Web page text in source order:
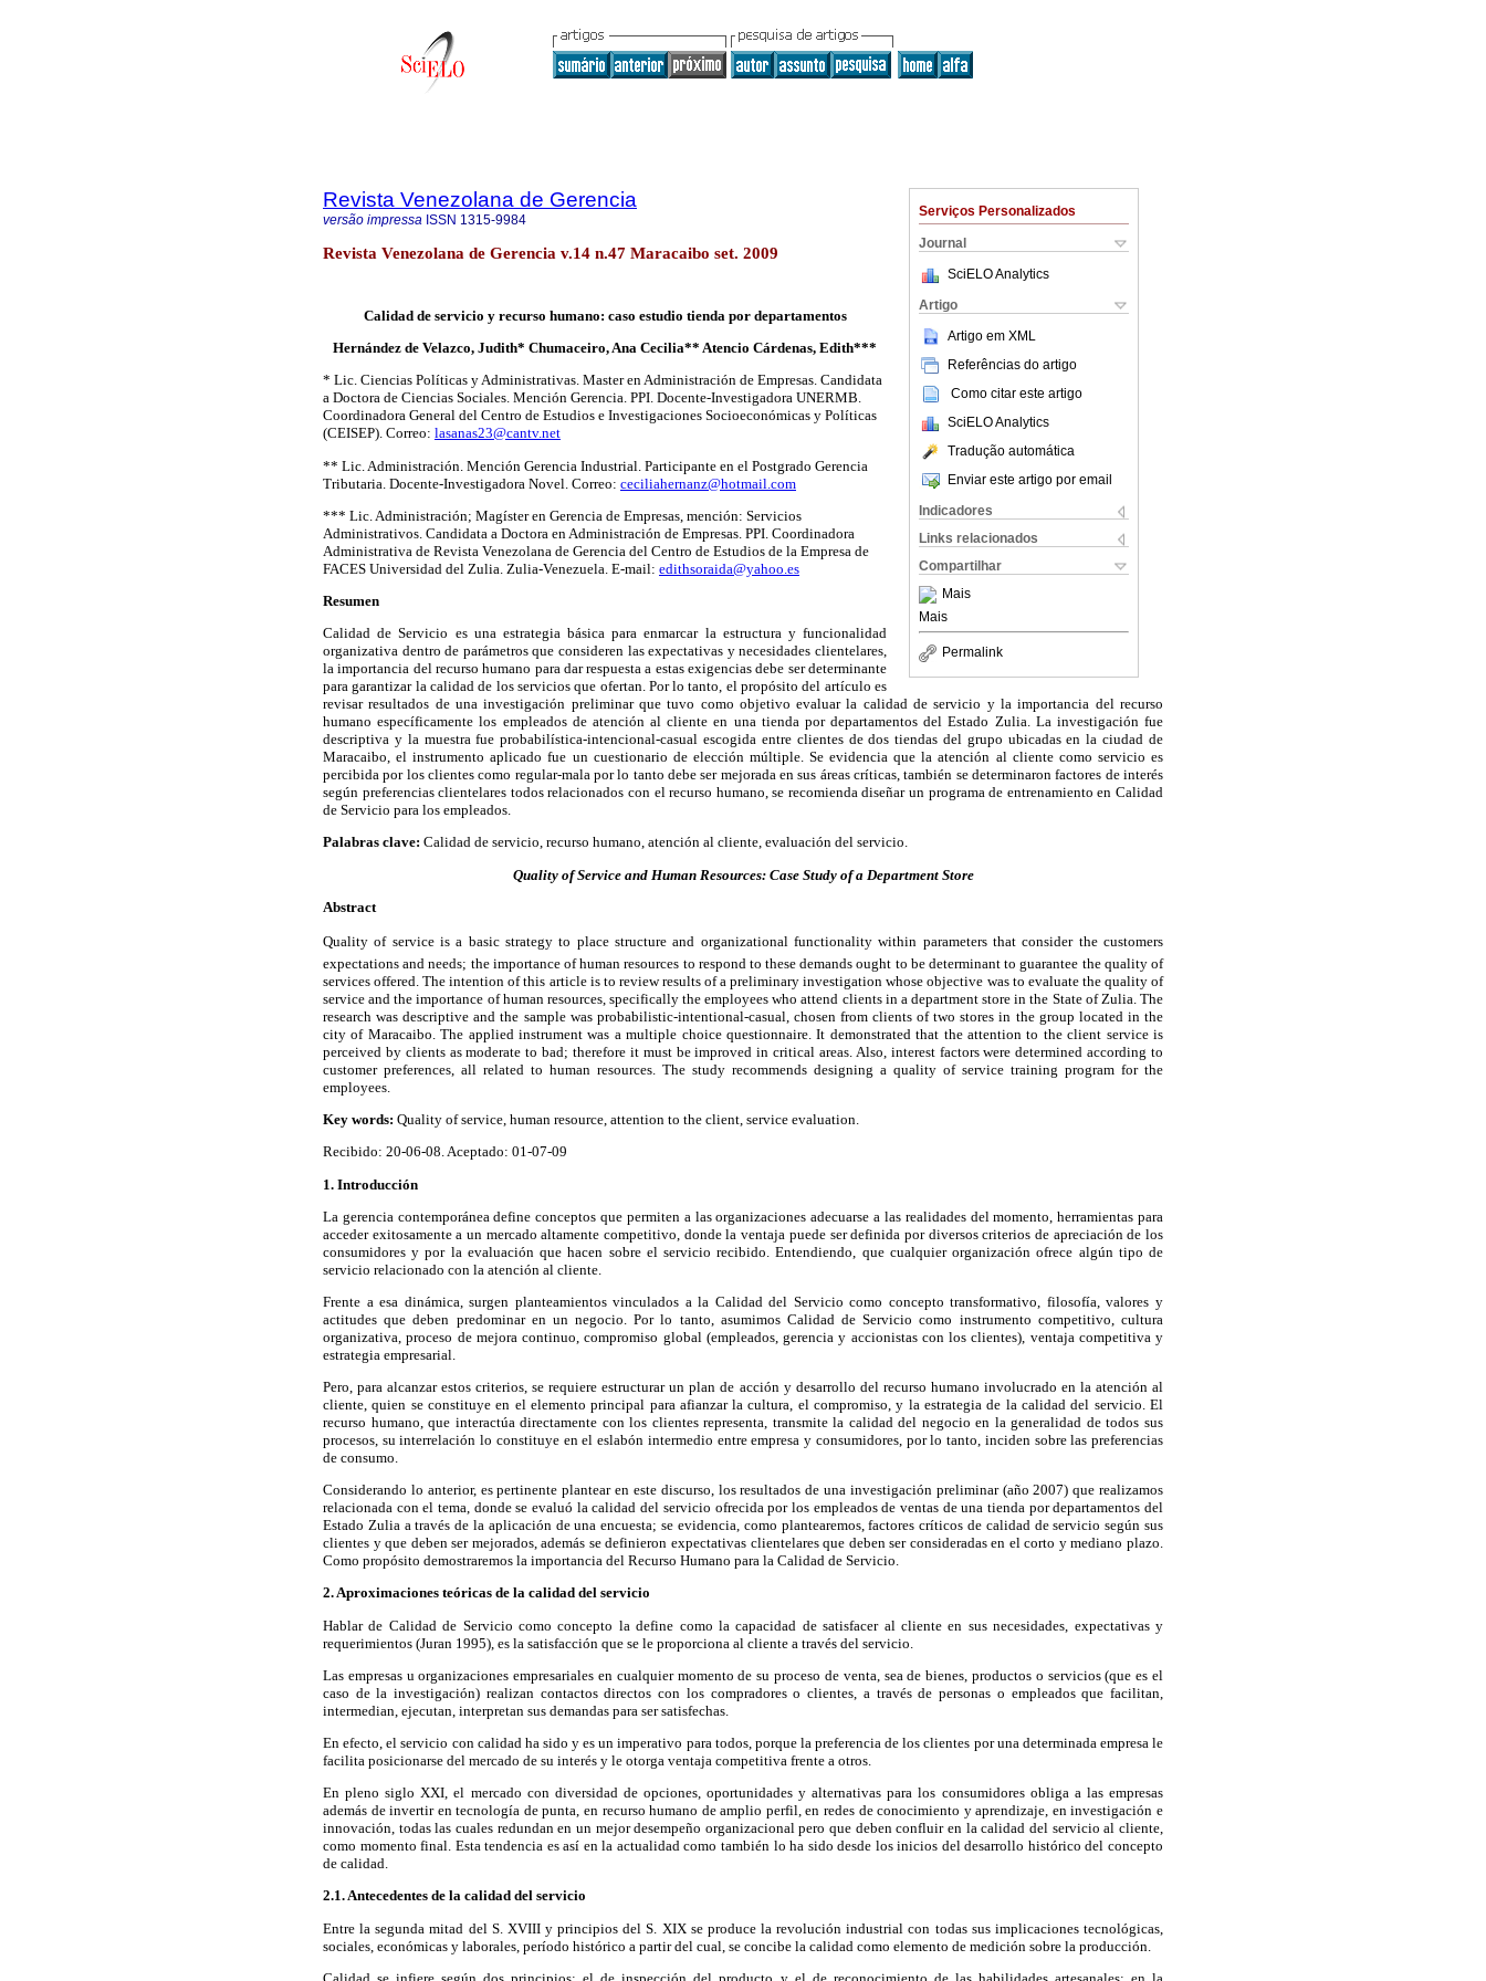
Serviços Personalizados
Journal
SciELO Analytics
Artigo
Artigo em XML
Referências do artigo
Como citar este artigo
SciELO Analytics
Tradução automática
Enviar este artigo por email
Indicadores
Links relacionados
Compartilhar
Mais
Mais
Permalink
Revista Venezolana de Gerencia
versão impressa ISSN 1315-9984
Revista Venezolana de Gerencia v.14 n.47 Maracaibo set. 2009
Calidad de servicio y recurso humano: caso estudio tienda por departamentos
Hernández de Velazco, Judith* Chumaceiro, Ana Cecilia** Atencio Cárdenas, Edith***
* Lic. Ciencias Políticas y Administrativas. Master en Administración de Empresas. Candidata
a Doctora de Ciencias Sociales. Mención Gerencia. PPI. Docente-Investigadora UNERMB.
Coordinadora General del Centro de Estudios e Investigaciones Socioeconómicas y Políticas
(CEISEP). Correo: lasanas23@cantv.net
** Lic. Administración. Mención Gerencia Industrial. Participante en el Postgrado Gerencia
Tributaria. Docente-Investigadora Novel. Correo: ceciliahernanz@hotmail.com
*** Lic. Administración; Magíster en Gerencia de Empresas, mención: Servicios
Administrativos. Candidata a Doctora en Administración de Empresas. PPI. Coordinadora
Administrativa de Revista Venezolana de Gerencia del Centro de Estudios de la Empresa de
FACES Universidad del Zulia. Zulia-Venezuela. E-mail: edithsoraida@yahoo.es
Resumen
Calidad de Servicio es una estrategia básica para enmarcar la estructura y funcionalidad
organizativa dentro de parámetros que consideren las expectativas y necesidades clientelares,
la importancia del recurso humano para dar respuesta a estas exigencias debe ser determinante
para garantizar la calidad de los servicios que ofertan. Por lo tanto, el propósito del artículo es
revisar resultados de una investigación preliminar que tuvo como objetivo evaluar la calidad de servicio y la importancia del recurso
humano específicamente los empleados de atención al cliente en una tienda por departamentos del Estado Zulia. La investigación fue
descriptiva y la muestra fue probabilística-intencional-casual escogida entre clientes de dos tiendas del grupo ubicadas en la ciudad de
Maracaibo, el instrumento aplicado fue un cuestionario de elección múltiple. Se evidencia que la atención al cliente como servicio es
percibida por los clientes como regular-mala por lo tanto debe ser mejorada en sus áreas críticas, también se determinaron factores de interés
según preferencias clientelares todos relacionados con el recurso humano, se recomienda diseñar un programa de entrenamiento en Calidad
de Servicio para los empleados.
Palabras clave: Calidad de servicio, recurso humano, atención al cliente, evaluación del servicio.
Quality of Service and Human Resources: Case Study of a Department Store
Abstract
Quality of service is a basic strategy to place structure and organizational functionality within parameters that consider the customers
expectations and needs; the importance of human resources to respond to these demands ought to be determinant to guarantee the quality of
services offered. The intention of this article is to review results of a preliminary investigation whose objective was to evaluate the quality of
service and the importance of human resources, specifically the employees who attend clients in a department store in the State of Zulia. The
research was descriptive and the sample was probabilistic-intentional-casual, chosen from clients of two stores in the group located in the
city of Maracaibo. The applied instrument was a multiple choice questionnaire. It demonstrated that the attention to the client service is
perceived by clients as moderate to bad; therefore it must be improved in critical areas. Also, interest factors were determined according to
customer preferences, all related to human resources. The study recommends designing a quality of service training program for the
employees.
Key words: Quality of service, human resource, attention to the client, service evaluation.
Recibido: 20-06-08. Aceptado: 01-07-09
1. Introducción
La gerencia contemporánea define conceptos que permiten a las organizaciones adecuarse a las realidades del momento, herramientas para
acceder exitosamente a un mercado altamente competitivo, donde la ventaja puede ser definida por diversos criterios de apreciación de los
consumidores y por la evaluación que hacen sobre el servicio recibido. Entendiendo, que cualquier organización ofrece algún tipo de
servicio relacionado con la atención al cliente.
Frente a esa dinámica, surgen planteamientos vinculados a la Calidad del Servicio como concepto transformativo, filosofía, valores y
actitudes que deben predominar en un negocio. Por lo tanto, asumimos Calidad de Servicio como instrumento competitivo, cultura
organizativa, proceso de mejora continuo, compromiso global (empleados, gerencia y accionistas con los clientes), ventaja competitiva y
estrategia empresarial.
Pero, para alcanzar estos criterios, se requiere estructurar un plan de acción y desarrollo del recurso humano involucrado en la atención al
cliente, quien se constituye en el elemento principal para afianzar la cultura, el compromiso, y la estrategia de la calidad del servicio. El
recurso humano, que interactúa directamente con los clientes representa, transmite la calidad del negocio en la generalidad de todos sus
procesos, su interrelación lo constituye en el eslabón intermedio entre empresa y consumidores, por lo tanto, inciden sobre las preferencias
de consumo.
Considerando lo anterior, es pertinente plantear en este discurso, los resultados de una investigación preliminar (año 2007) que realizamos
relacionada con el tema, donde se evaluó la calidad del servicio ofrecida por los empleados de ventas de una tienda por departamentos del
Estado Zulia a través de la aplicación de una encuesta; se evidencia, como plantearemos, factores críticos de calidad de servicio según sus
clientes y que deben ser mejorados, además se definieron expectativas clientelares que deben ser consideradas en el corto y mediano plazo.
Como propósito demostraremos la importancia del Recurso Humano para la Calidad de Servicio.
2. Aproximaciones teóricas de la calidad del servicio
Hablar de Calidad de Servicio como concepto la define como la capacidad de satisfacer al cliente en sus necesidades, expectativas y
requerimientos (Juran 1995), es la satisfacción que se le proporciona al cliente a través del servicio.
Las empresas u organizaciones empresariales en cualquier momento de su proceso de venta, sea de bienes, productos o servicios (que es el
caso de la investigación) realizan contactos directos con los compradores o clientes, a través de personas o empleados que facilitan,
intermedian, ejecutan, interpretan sus demandas para ser satisfechas.
En efecto, el servicio con calidad ha sido y es un imperativo para todos, porque la preferencia de los clientes por una determinada empresa le
facilita posicionarse del mercado de su interés y le otorga ventaja competitiva frente a otros.
En pleno siglo XXI, el mercado con diversidad de opciones, oportunidades y alternativas para los consumidores obliga a las empresas
además de invertir en tecnología de punta, en recurso humano de amplio perfil, en redes de conocimiento y aprendizaje, en investigación e
innovación, todas las cuales redundan en un mejor desempeño organizacional pero que deben confluir en la calidad del servicio al cliente,
como momento final. Esta tendencia es así en la actualidad como también lo ha sido desde los inicios del desarrollo histórico del concepto
de calidad.
2.1. Antecedentes de la calidad del servicio
Entre la segunda mitad del S. XVIII y principios del S. XIX se produce la revolución industrial con todas sus implicaciones tecnológicas,
sociales, económicas y laborales, período histórico a partir del cual, se concibe la calidad como elemento de medición sobre la producción.